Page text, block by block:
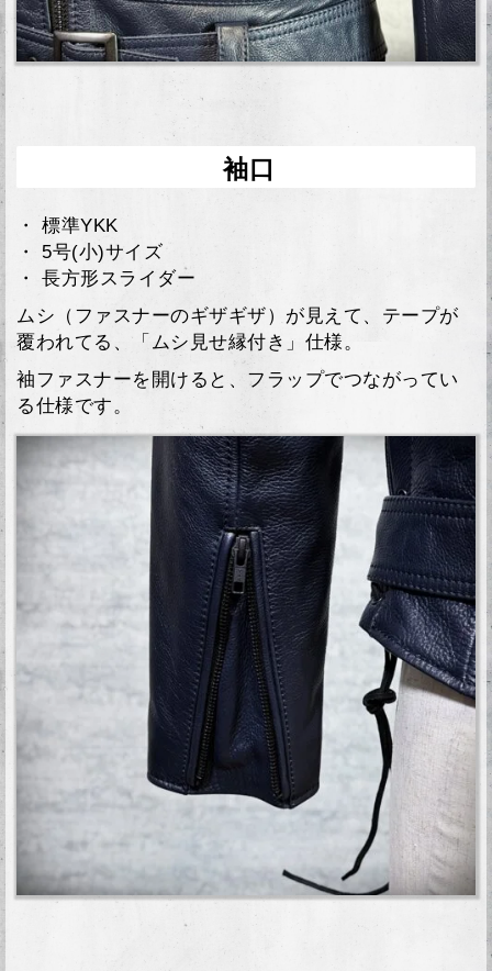
袖口
・ 標準YKK
・ 5号(小)サイズ
・ 長方形スライダー
ムシ（ファスナーのギザギザ）が見えて、テープが
覆われてる、「ムシ見せ縁付き」仕様。
袖ファスナーを開けると、フラップでつながってい
る仕様です。